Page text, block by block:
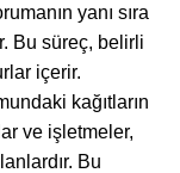
yanı sıra
Bu süreç, belirli
içerir.
kağıtların
ve işletmeler,
Bu